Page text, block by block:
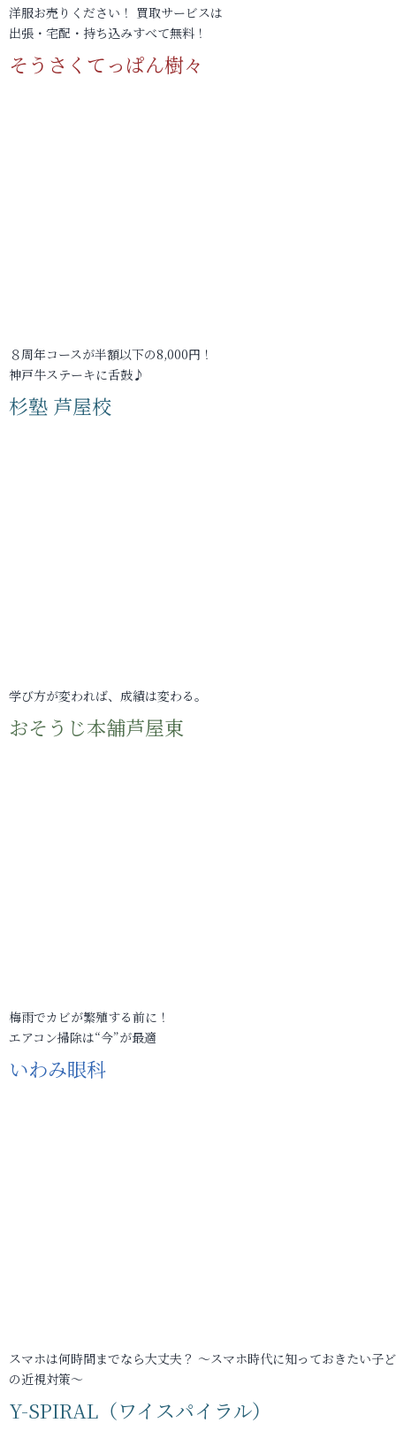
洋服お売りください！ 買取サービスは
出張・宅配・持ち込みすべて無料！
そうさくてっぱん樹々
８周年コースが半額以下の8,000円！
神戸牛ステーキに舌鼓♪
杉塾 芦屋校
学び方が変われば、成績は変わる。
おそうじ本舗芦屋東
梅雨でカビが繁殖する前に！
エアコン掃除は“今”が最適
いわみ眼科
スマホは何時間までなら大丈夫？ ～スマホ時代に知っておきたい子
の近視対策～
Y-SPIRAL（ワイスパイラル）